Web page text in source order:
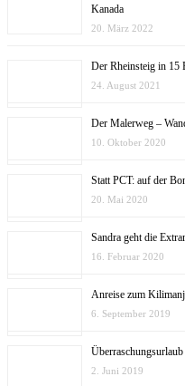
Kanada
20. März 2022
Der Rheinsteig in 15
24. August 2021
Der Malerweg –
10. Oktober 2020
Statt PCT: auf der
20. Mai 2020
Sandra geht die
16. Februar 2020
Anreise zum
6. September 2019
2. Juni 2019